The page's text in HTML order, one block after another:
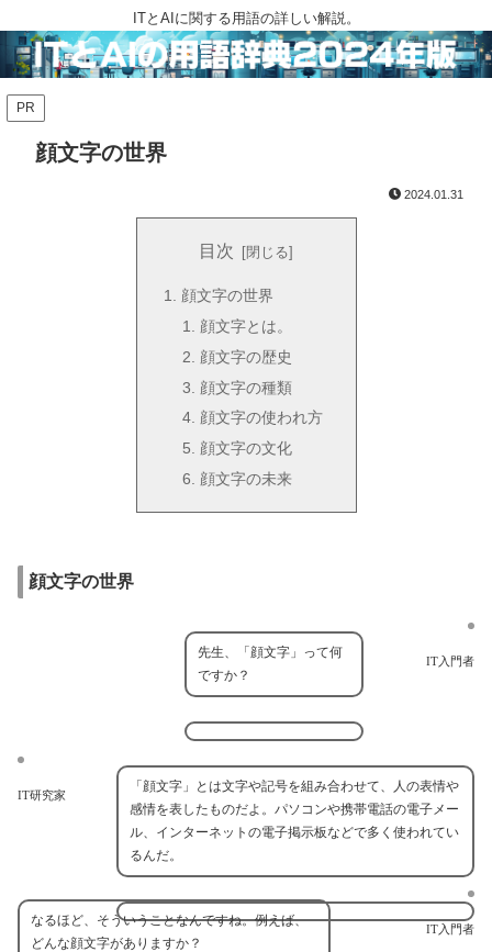
ITとAIに関する用語の詳しい解説。
PR
顔文字の世界
2024.01.31
目次
顔文字の世界
顔文字とは。
顔文字の歴史
顔文字の種類
顔文字の使われ方
顔文字の文化
顔文字の未来
顔文字の世界
IT入門者
先生、「顔文字」って何
ですか？
IT研究家
「顔文字」とは文字や記号を組み合わせて、人の表情や
感情を表したものだよ。パソコンや携帯電話の電子メー
ル、インターネットの電子掲示板などで多く使われてい
るんだ。
IT入門者
なるほど、そういうことなんですね。例えば、
どんな顔文字がありますか？